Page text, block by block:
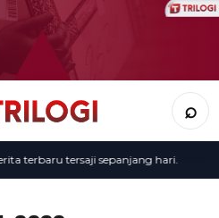
⌕
terbaru tersaji sepanjang hari.